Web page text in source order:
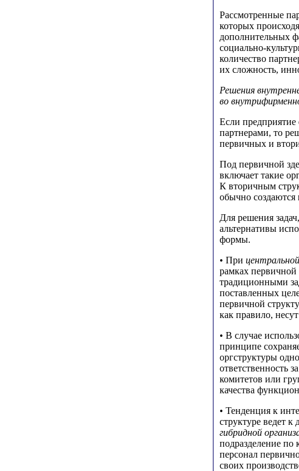
Рассмотренные
которых
дополнительных
социально-
количество
их сложность,
Решения
во
Если предприятие
партнерами, то
первичных и
Под первичной
включает такие
К вторичным
обычно
Для решения
альтернативы
формы.
• При
рамках
традиционными
поставленных
первичной
как правило,
• В случае
принципе
оргструктуры
ответственность
комитетов или
качества
• Тенденция к
структуре ведет
гибридной
подразделение по
персонал
своих